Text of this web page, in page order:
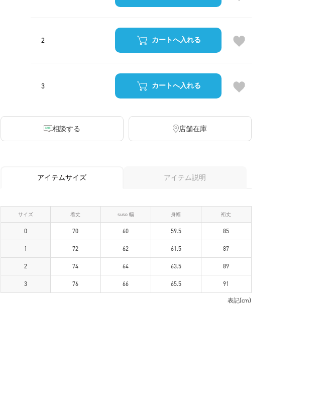
2 カートへ入れる
3 カートへ入れる
相談する 店舗在庫
アイテムサイズ アイテム説明
サイズ 着丈 suso 幅 身幅 裄丈
0 70 60 59.5 85
1 72 62 61.5 87
2 74 64 63.5 89
3 76 66 65.5 91
表記(cm)